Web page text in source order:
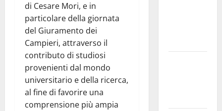
di Cesare Mori, e in
particolare della giornata
del Giuramento dei
Campieri, attraverso il
contributo di studiosi
provenienti dal mondo
universitario e della ricerca,
al fine di favorire una
comprensione più ampia